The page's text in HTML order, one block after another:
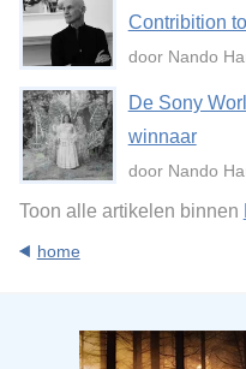
Contribition
door Nando
De Sony
winnaar
door Nando
Toon alle artikelen binnen
home